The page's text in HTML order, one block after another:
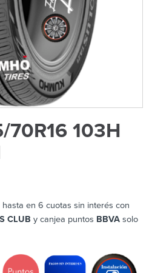
70R16 103H
en 6 cuotas sin interés con
CLUB y canjea puntos BBVA solo